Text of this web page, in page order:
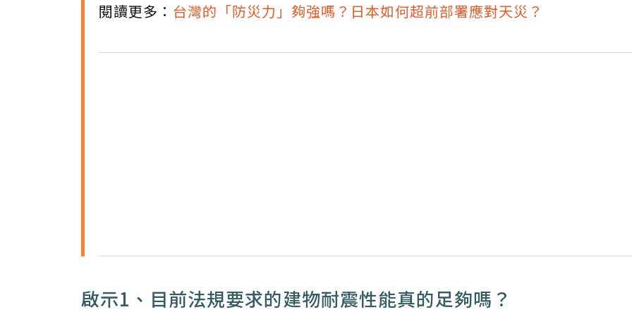
閱讀更多： 台灣的「防災力」夠強嗎？日本如何超前部署應對天災？
啟示1、目前法規要求的建物耐震性能真的足夠嗎？